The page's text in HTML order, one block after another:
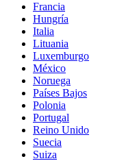
Francia
Hungría
Italia
Lituania
Luxemburgo
México
Noruega
Países Bajos
Polonia
Portugal
Reino Unido
Suecia
Suiza